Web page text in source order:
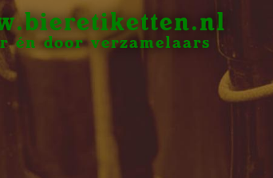
én door verzamelaars